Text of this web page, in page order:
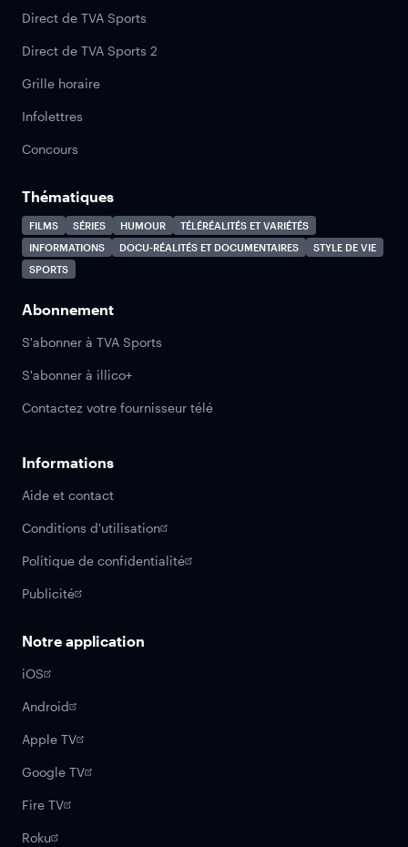
Direct de TVA Sports
Direct de TVA Sports 2
Grille horaire
Infolettres
Concours
Thématiques
FILMS SÉRIES HUMOUR
TÉLÉRÉALITÉS ET VARIÉTÉS
INFORMATIONS
DOCU-RÉALITÉS ET DOCUMENTAIRES
STYLE DE VIE
SPORTS
Abonnement
S'abonner à TVA Sports
S'abonner à illico+
Contactez votre fournisseur télé
Informations
Aide et contact
Conditions d'utilisation
Politique de confidentialité
Publicité
Notre application
iOS
Android
Apple TV
Google TV
Fire TV
Roku